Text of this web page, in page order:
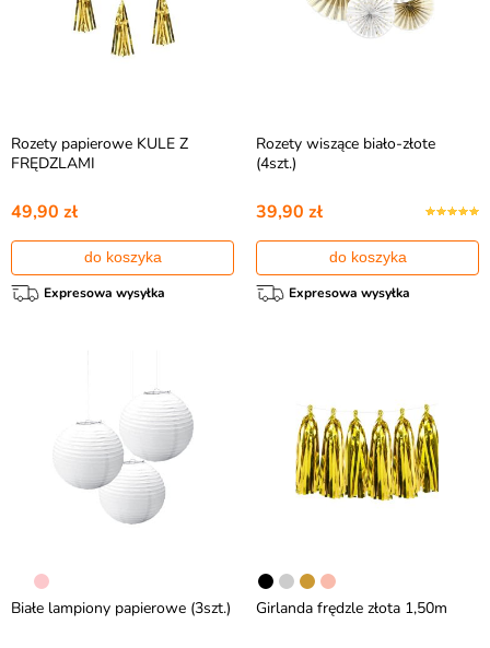
Rozety papierowe KULE Z
FRĘDZLAMI
49,90 zł
do koszyka
Expresowa wysyłka
Rozety wiszące biało-złote
(4szt.)
39,90 zł
do koszyka
Expresowa wysyłka
Białe lampiony papierowe (3szt.) Girlanda frędzle złota 1,50m